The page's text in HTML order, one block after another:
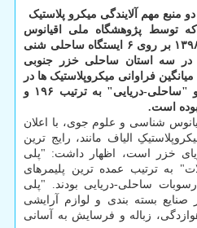
مهم آلایندگی میکرو پلاستیک
توسط پژوهشگاه ملی اقیانوس
شناسی و علوم جوی در سال ۱۳۹۸ بر روی ۶ ایستگاه ساحلی شنی
در سه استان ساحلی خزر جنوبی
فراوانی میکروپلاستیک ها در
ایستگاه های "ساحلی-شنی" و "ساحلی-دریایی" به ترتیب ۱۹۶ و
شناسی و علوم جوی، با اعلان
الیاف مانند، رایج ترین
خزر است، اظهار داشت: "پلی
به ترتیب عمده ترین پلیمرهای
ساحلی-دریایی بودند. "پلی
بسته بندی و لوازم آرایشی
زباله و فرسایش به آسانی